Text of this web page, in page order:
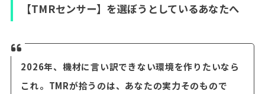
【TMRセンサー】を選ぼうとしているあなたへ
2026年、機材に言い訳できない環境を作りたいなら
これ。TMRが拾うのは、あなたの実力そのもので